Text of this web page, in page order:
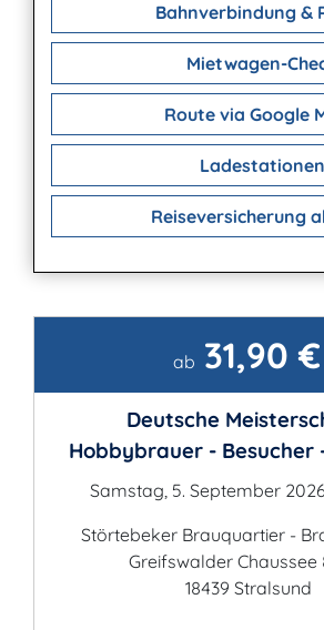
Bahnverbindung &
Mietwagen-
Route via Google
Ladestationen
Reiseversicherung
ab 31,90 €
Deutsche
Hobbybrauer - Besucher
Samstag, 5. September
Störtebeker Brauquartier -
Greifswalder Chaussee
18439 Stralsund